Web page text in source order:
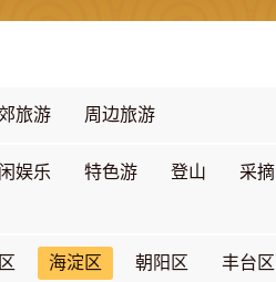
旅游 周边旅游
娱乐 特色游 登山 采摘
海淀区 朝阳区 丰台区